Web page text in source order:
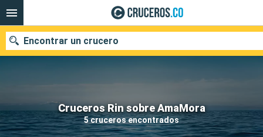
Cruceros Rin sobre AmaMora
5 cruceros encontrados
Encontrar un crucero
Fecha de salida